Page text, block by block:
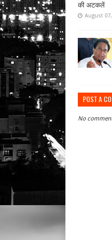
की अटकलें
August
POST A
No